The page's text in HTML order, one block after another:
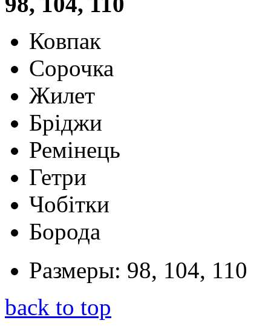
Ковпак
Сорочка
Жилет
Бріджи
Ремінець
Гетри
Чобітки
Борода
Размеры: 98, 104, 110
back to top